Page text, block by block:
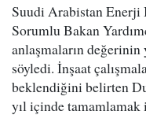
Suudi Arabistan Enerji
Sorumlu Bakan
anlaşmaların
söyledi. İnşaat
beklendiğini belirten
yıl içinde tamamlamak